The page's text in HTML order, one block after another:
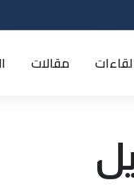
لقاءات مقالات